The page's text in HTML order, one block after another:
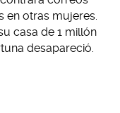
en otras mujeres.
casa de 1 millón
desapareció.